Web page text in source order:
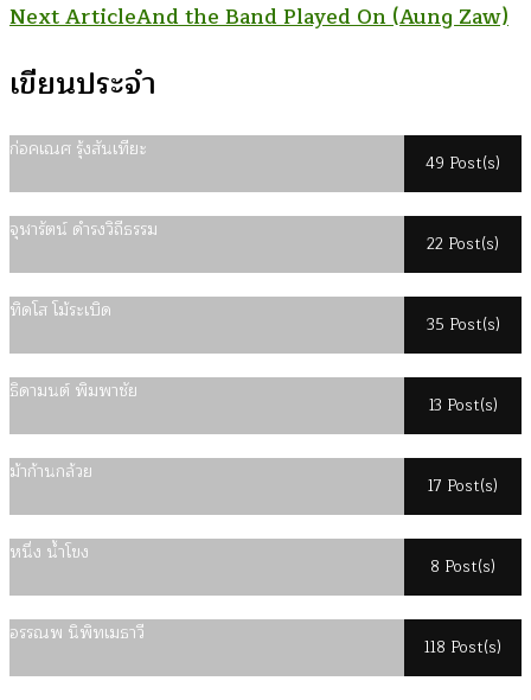
Navigation
Next ArticleAnd the Band Played On (Aung Zaw)
เขียนประจำ
ก่อคเณศ รุ้งสันเทียะ
49 Post(s)
จุฬารัตน์ ดำรงวิถีธรรม
22 Post(s)
ทิดโส โม้ระเบิด
35 Post(s)
ธิดามนต์ พิมพาชัย
13 Post(s)
ม้าก้านกล้วย
17 Post(s)
หนึ่ง น้ำโขง
8 Post(s)
อรรณพ นิพิทเมธาวี
118 Post(s)